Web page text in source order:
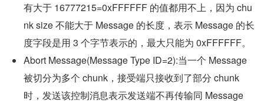
有大于 16777215=0xFFFFFF 的值都用不上，因为 chu
nk size 不能大于 Message 的长度，表示 Message 的长
度字段是用 3 个字节表示的，最大只能为 0xFFFFFF。
Abort Message(Message Type ID=2):当一个 Message
被切分为多个 chunk，接受端只接收到了部分 chunk
时，发送该控制消息表示发送端不再传输同 Message